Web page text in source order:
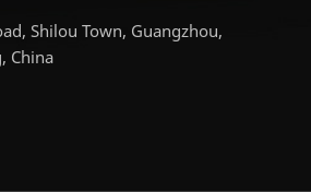
Shilou Town, Guangzhou,
China